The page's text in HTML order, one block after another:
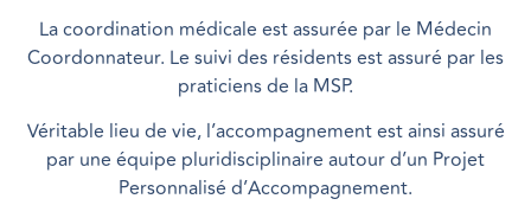
La coordination médicale est assurée par le Médecin
Coordonnateur. Le suivi des résidents est assuré par les
praticiens de la MSP.
Véritable lieu de vie, l’accompagnement est ainsi assuré
par une équipe pluridisciplinaire autour d’un Projet
Personnalisé d’Accompagnement.